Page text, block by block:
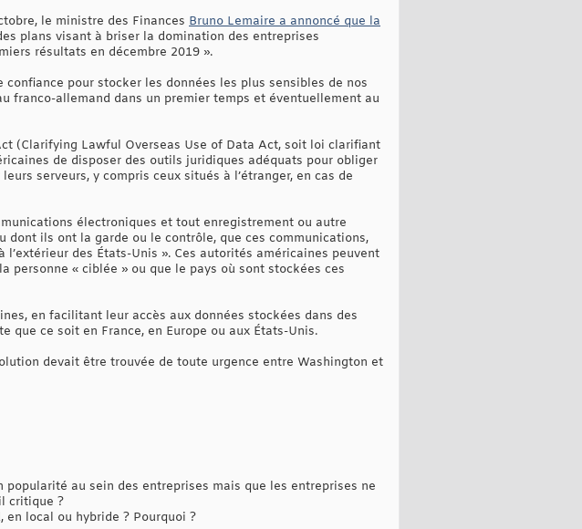
le ministre des Finances Bruno Lemaire a annoncé que la
plans visant à briser la domination des entreprises
résultats en décembre 2019 ».
pour stocker les données les plus sensibles de nos
franco-allemand dans un premier temps et éventuellement au
(Clarifying Lawful Overseas Use of Data Act, soit loi clarifiant
de disposer des outils juridiques adéquats pour obliger
serveurs, y compris ceux situés à l’étranger, en cas de
électroniques et tout enregistrement ou autre
ils ont la garde ou le contrôle, que ces communications,
des États-Unis ». Ces autorités américaines peuvent
personne « ciblée » ou que le pays où sont stockées ces
en facilitant leur accès aux données stockées dans des
que ce soit en France, en Europe ou aux États-Unis.
devait être trouvée de toute urgence entre Washington et
au sein des entreprises mais que les entreprises ne
critique ?
local ou hybride ? Pourquoi ?